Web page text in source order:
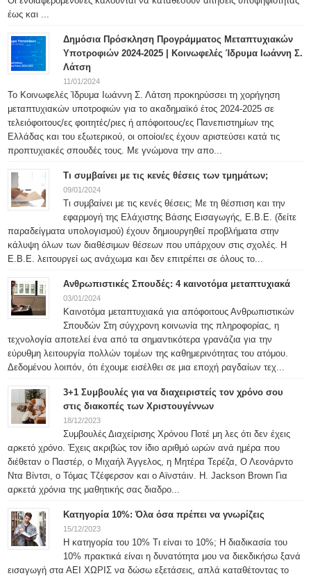
έως και ...
Δημόσια Πρόσκληση Προγράμματος Μεταπτυχιακών
Υποτροφιών 2024-2025 | Κοινωφελές Ίδρυμα Ιωάννη Σ.
Λάτση
11/01/2024
Το Κοινωφελές Ίδρυμα Ιωάννη Σ. Λάτση προκηρύσσει τη χορήγηση
μεταπτυχιακών υποτροφιών για το ακαδημαϊκό έτος 2024-2025 σε
τελειόφοιτους/ες φοιτητές/ριες ή απόφοιτους/ες Πανεπιστημίων της
Ελλάδας και του εξωτερικού, οι οποίοι/ες έχουν αριστεύσει κατά τις
προπτυχιακές σπουδές τους. Με γνώμονα την απο...
Τι συμβαίνει με τις κενές θέσεις των τμημάτων;
09/01/2024
Τι συμβαίνει με τις κενές θέσεις; Με τη θέσπιση και την
εφαρμογή της Ελάχιστης Βάσης Εισαγωγής, Ε.Β.Ε. (δείτε
παραδείγματα υπολογισμού) έχουν δημιουργηθεί προβλήματα στην
κάλυψη όλων των διαθέσιμων θέσεων που υπάρχουν στις σχολές. Η
Ε.Β.Ε. λειτουργεί ως ανάχωμα και δεν επιτρέπει σε όλους το...
Ανθρωπιστικές Σπουδές: 4 καινοτόμα μεταπτυχιακά
03/01/2024
Καινοτόμα μεταπτυχιακά για απόφοιτους Ανθρωπιστικών
Σπουδών Στη σύγχρονη κοινωνία της πληροφορίας, η
τεχνολογία αποτελεί ένα από τα σημαντικότερα γρανάζια για την
εύρυθμη λειτουργία πολλών τομέων της καθημερινότητας του ατόμου.
Δεδομένου λοιπόν, ότι έχουμε εισέλθει σε μια εποχή ραγδαίων τεχ...
3+1 Συμβουλές για να διαχειριστείς τον χρόνο σου
στις διακοπές των Χριστουγέννων
18/12/2023
Συμβουλές Διαχείρισης Χρόνου Ποτέ μη λες ότι δεν έχεις
αρκετό χρόνο. Έχεις ακριβώς τον ίδιο αριθμό ωρών ανά ημέρα που
διέθεταν ο Παστέρ, ο Μιχαήλ Άγγελος, η Μητέρα Τερέζα, Ο Λεονάρντο
Ντα Βίντσι, ο Τόμας Τζέφερσον και ο Αϊνστάιν. H. Jackson Brown Για
αρκετά χρόνια της μαθητικής σας διαδρο...
Κατηγορία 10%: Όλα όσα πρέπει να γνωρίζεις
15/12/2023
Η κατηγορία του 10% Τι είναι το 10%; Η διαδικασία του
10% πρακτικά είναι η δυνατότητα μου να διεκδικήσω ξανά
εισαγωγή στα ΑΕΙ ΧΩΡΙΣ να δώσω εξετάσεις, απλά καταθέτοντας το